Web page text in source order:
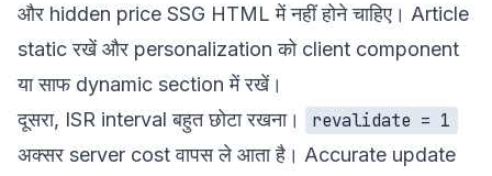
और hidden price SSG HTML में नहीं होने चाहिए। Article
static रखें और personalization को client component
या साफ dynamic section में रखें।
दूसरा, ISR interval बहुत छोटा रखना।
revalidate = 1
अक्सर server cost वापस ले आता है। Accurate update